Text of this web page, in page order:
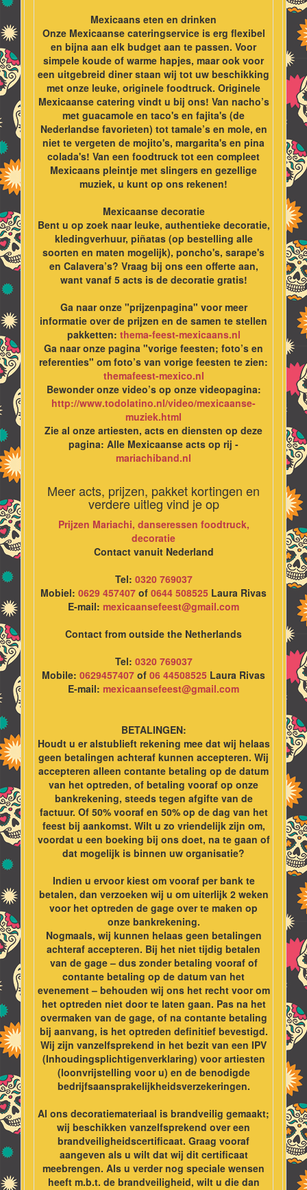
Mexicaans eten en drinken
Onze Mexicaanse cateringservice is erg flexibel
en bijna aan elk budget aan te passen. Voor
simpele koude of warme hapjes, maar ook voor
een uitgebreid diner staan wij tot uw beschikking
met onze leuke, originele foodtruck. Originele
Mexicaanse catering vindt u bij ons! Van nacho’s
met guacamole en taco's en fajita's (de
Nederlandse favorieten) tot tamale’s en mole, en
niet te vergeten de mojito's, margarita's en pina
colada's! Van een foodtruck tot een compleet
Mexicaans pleintje met slingers en gezellige
muziek, u kunt op ons rekenen!
Mexicaanse decoratie
Bent u op zoek naar leuke, authentieke decoratie,
kledingverhuur, piñatas (op bestelling alle
soorten en maten mogelijk), poncho's, sarape's
en Calavera’s? Vraag bij ons een offerte aan,
want vanaf 5 acts is de decoratie gratis!
Ga naar onze "prijzenpagina" voor meer
informatie over de prijzen en de samen te stellen
pakketten: thema-feest-mexicaans.nl
Ga naar onze pagina "vorige feesten; foto’s en
referenties" om foto’s van vorige feesten te zien:
themafeest-mexico.nl
Bewonder onze video’s op onze videopagina:
http://www.todolatino.nl/video/mexicaanse-
muziek.html
Zie al onze artiesten, acts en diensten op deze
pagina: Alle Mexicaanse acts op rij -
mariachiband.nl
Meer acts, prijzen, pakket kortingen en
verdere uitleg vind je op
Prijzen Mariachi, danseressen foodtruck,
decoratie
Contact vanuit Nederland
Tel: 0320 769037
Mobiel: 0629 457407 of 0644 508525 Laura Rivas
E-mail: mexicaansefeest@gmail.com
Contact from outside the Netherlands
Tel: 0320 769037
Mobile: 0629457407 of 06 44508525 Laura Rivas
E-mail: mexicaansefeest@gmail.com
BETALINGEN:
Houdt u er alstublieft rekening mee dat wij helaas
geen betalingen achteraf kunnen accepteren. Wij
accepteren alleen contante betaling op de datum
van het optreden, of betaling vooraf op onze
bankrekening, steeds tegen afgifte van de
factuur. Of 50% vooraf en 50% op de dag van het
feest bij aankomst. Wilt u zo vriendelijk zijn om,
voordat u een boeking bij ons doet, na te gaan of
dat mogelijk is binnen uw organisatie?
Indien u ervoor kiest om vooraf per bank te
betalen, dan verzoeken wij u om uiterlijk 2 weken
voor het optreden de gage over te maken op
onze bankrekening.
Nogmaals, wij kunnen helaas geen betalingen
achteraf accepteren. Bij het niet tijdig betalen
van de gage – dus zonder betaling vooraf of
contante betaling op de datum van het
evenement – behouden wij ons het recht voor om
het optreden niet door te laten gaan. Pas na het
overmaken van de gage, of na contante betaling
bij aanvang, is het optreden definitief bevestigd.
Wij zijn vanzelfsprekend in het bezit van een IPV
(Inhoudingsplichtigenverklaring) voor artiesten
(loonvrijstelling voor u) en de benodigde
bedrijfsaansprakelijkheidsverzekeringen.
Al ons decoratiemateriaal is brandveilig gemaakt;
wij beschikken vanzelfsprekend over een
brandveiligheidscertificaat. Graag vooraf
aangeven als u wilt dat wij dit certificaat
meebrengen. Als u verder nog speciale wensen
heeft m.b.t. de brandveiligheid, wilt u die dan